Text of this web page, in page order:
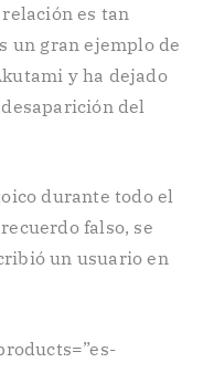
es tan
un gran ejemplo de
y ha dejado
del
durante todo el
falso, se
un usuario en